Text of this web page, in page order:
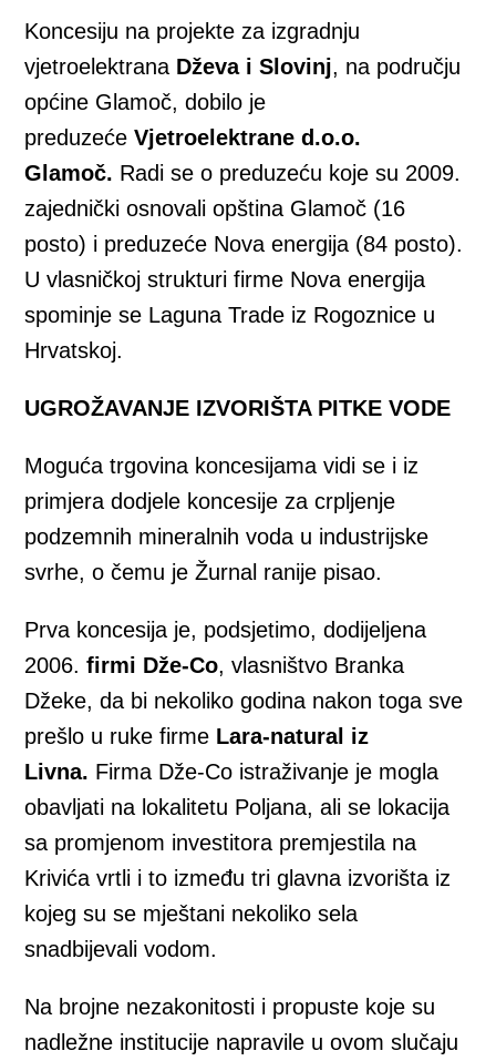
Koncesiju na projekte za izgradnju
vjetroelektrana Dževa i Slovinj, na području
općine Glamoč, dobilo je
preduzećeVjetroelektrane d.o.o.
Glamoč. Radi se o preduzeću koje su 2009.
zajednički osnovali opština Glamoč (16
posto) i preduzeće Nova energija (84 posto).
U vlasničkoj strukturi firme Nova energija
spominje se Laguna Trade iz Rogoznice u
Hrvatskoj.
UGROŽAVANJE IZVORIŠTA PITKE VODE
Moguća trgovina koncesijama vidi se i iz
primjera dodjele koncesije za crpljenje
podzemnih mineralnih voda u industrijske
svrhe, o čemu je Žurnal ranije pisao.
Prva koncesija je, podsjetimo, dodijeljena
2006.firmi Dže-Co, vlasništvo Branka
Džeke, da bi nekoliko godina nakon toga sve
prešlo u ruke firme Lara-natural iz
Livna. Firma Dže-Co istraživanje je mogla
obavljati na lokalitetu Poljana, ali se lokacija
sa promjenom investitora premjestila na
Krivića vrtli i to između tri glavna izvorišta iz
kojeg su se mještani nekoliko sela
snadbijevali vodom.
Na brojne nezakonitosti i propuste koje su
nadležne institucije napravile u ovom slučaju